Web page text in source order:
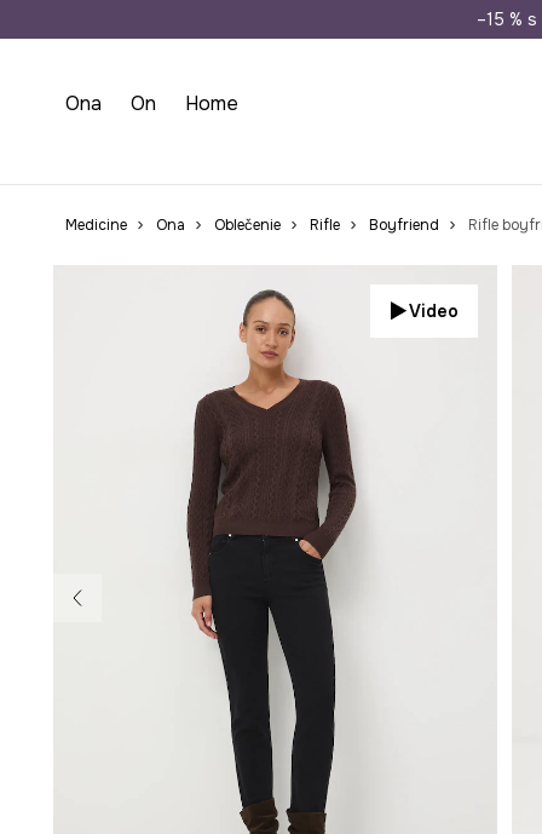
Doprava–15 %
Ona On Home
Medicine Ona Oblečenie Rifle Boyfriend Rifle
Video